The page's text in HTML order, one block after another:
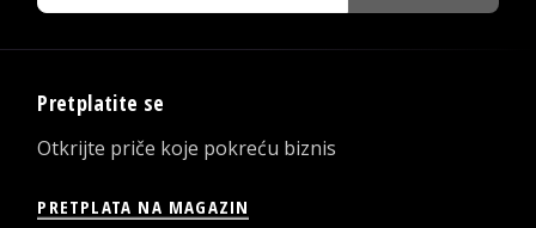
Pretplatite se
Otkrijte priče koje pokreću biznis
PRETPLATA NA MAGAZIN